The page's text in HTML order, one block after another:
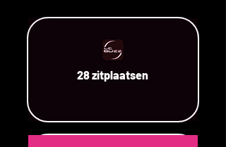
28 zitplaatsen